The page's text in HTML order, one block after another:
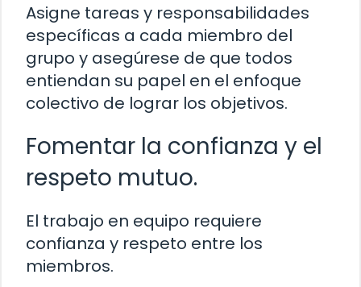
Asigne tareas y responsabilidades
específicas a cada miembro del
grupo y asegúrese de que todos
entiendan su papel en el enfoque
colectivo de lograr los objetivos.
Fomentar la confianza y el
respeto mutuo.
El trabajo en equipo requiere
confianza y respeto entre los
miembros.